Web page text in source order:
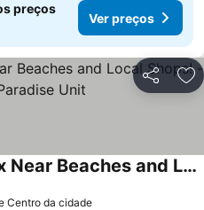
preços
Ver preços
Partilhar
Family-Friendly Duplex Near Beaches and Local Shops! - A Place In Paradise Unit
Centro da cidade